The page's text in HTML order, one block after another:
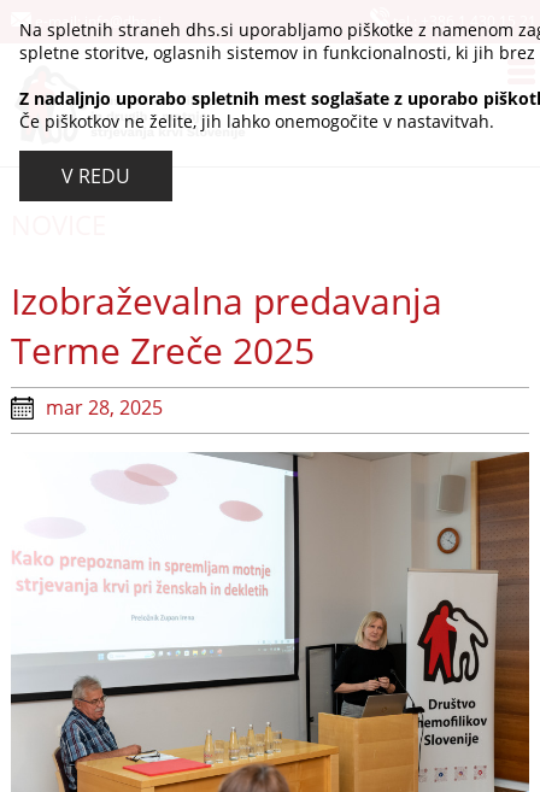
e-mail: info@dhs.si tel.:
Izobraževalna predavanja
Terme Zreče 2025
mar 28, 2025
Na spletnih straneh dhs.si uporabljamo piškotke z namenom
spletne storitve, oglasnih sistemov in funkcionalnosti, ki jih
Z nadaljnjo uporabo spletnih mest soglašate z uporabo
Če piškotkov ne želite, jih lahko onemogočite v nastavitvah.
V REDU